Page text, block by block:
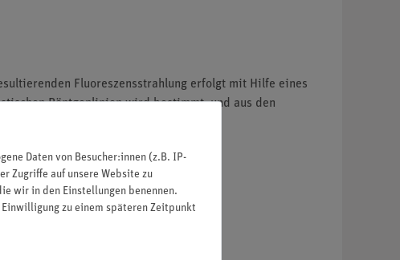
Fluoreszensstrahlung erfolgt mit Hilfe eines
Röntgenlinien wird bestimmt, und aus den
Daten von Besucher:innen (z.B. IP-
Zugriffe auf unsere Website zu
wir in den Einstellungen benennen.
zu einem späteren Zeitpunkt